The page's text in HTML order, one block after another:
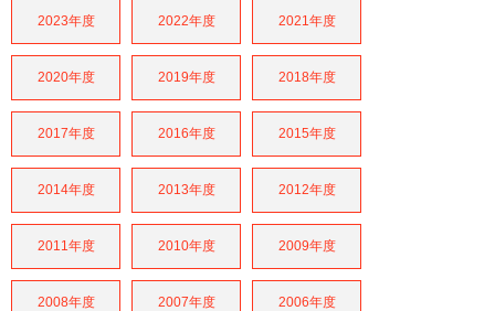
2023年度 2022年度 2021年度
2020年度 2019年度 2018年度
2017年度 2016年度 2015年度
2014年度 2013年度 2012年度
2011年度 2010年度 2009年度
2008年度 2007年度 2006年度